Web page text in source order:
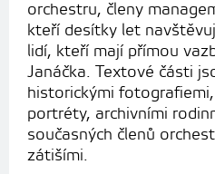
orchestru, členy
kteří desítky let
lidí, kteří mají přímou
Janáčka. Textové části
historickými
portréty, archivními
současných členů
zátišími.